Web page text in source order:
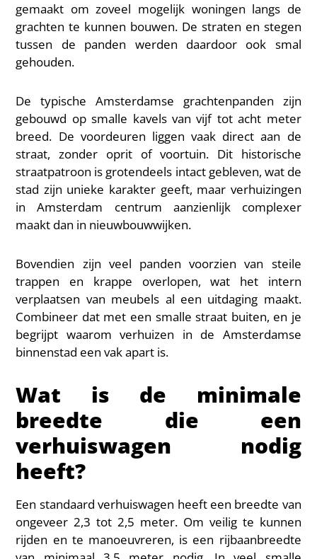
gemaakt om zoveel mogelijk woningen langs de
grachten te kunnen bouwen. De straten en stegen
tussen de panden werden daardoor ook smal
gehouden.
De typische Amsterdamse grachtenpanden zijn
gebouwd op smalle kavels van vijf tot acht meter
breed. De voordeuren liggen vaak direct aan de
straat, zonder oprit of voortuin. Dit historische
straatpatroon is grotendeels intact gebleven, wat de
stad zijn unieke karakter geeft, maar verhuizingen
in Amsterdam centrum aanzienlijk complexer
maakt dan in nieuwbouwwijken.
Bovendien zijn veel panden voorzien van steile
trappen en krappe overlopen, wat het intern
verplaatsen van meubels al een uitdaging maakt.
Combineer dat met een smalle straat buiten, en je
begrijpt waarom verhuizen in de Amsterdamse
binnenstad een vak apart is.
Wat is de minimale
breedte die een
verhuiswagen nodig
heeft?
Een standaard verhuiswagen heeft een breedte van
ongeveer 2,3 tot 2,5 meter. Om veilig te kunnen
rijden en te manoeuvreren, is een rijbaanbreedte